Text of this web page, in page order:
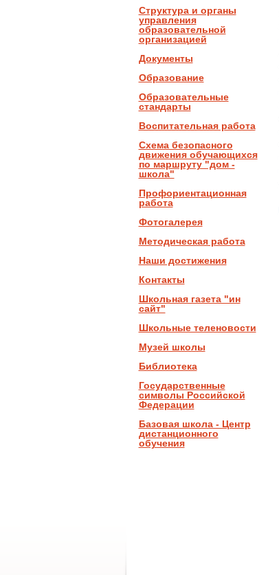
Структура и органы
управления
образовательной
организацией
Документы
Образование
Образовательные
стандарты
Воспитательная работа
Схема безопасного
движения обучающихся
по маршруту "дом -
школа"
Профориентационная
работа
Фотогалерея
Методическая работа
Наши достижения
Контакты
Школьная газета "ин
сайт"
Школьные теленовости
Музей школы
Библиотека
Государственные
символы Российской
Федерации
Базовая школа - Центр
дистанционного
обучения